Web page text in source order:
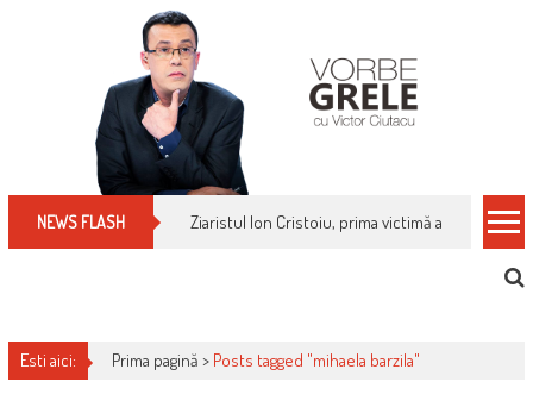
NEWS FLASH Ziaristul Ion Cristoiu, prima victimă a noi
Esti aici: Prima pagină > Posts tagged "mihaela barzila"